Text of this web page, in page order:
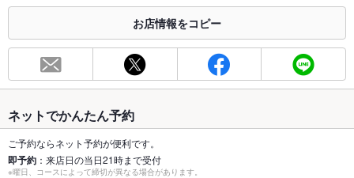
合わせください。
お席
60席(少人数から大人数まで人数に合わせてピッタリなお席をご
用意！)
最大宴会収
容人数
42人
個室 あり ：16名1部屋／宴会、模合、女子会にも最適です！
お店情報をコピー
ネットでかんたん予約
ご予約ならネット予約が便利です。
即予約 ：来店日の当日21時まで受付
※曜日、コースによって締切が異なる場合があります。